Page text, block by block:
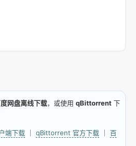
网盘离线下载，或使用 qBittorrent 下
端下载 qBittorrent 官方下载
百